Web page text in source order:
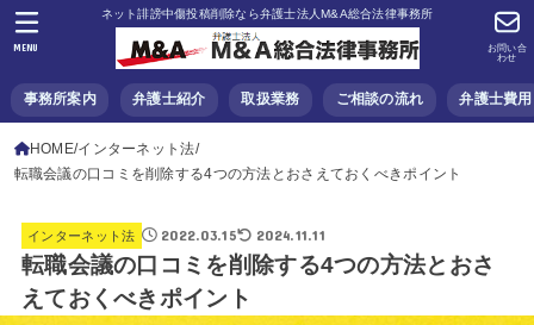
ネット誹謗中傷投稿削除なら弁護士法人M&A総合法律事務所
事務所案内 弁護士紹介 取扱業務 ご相談の流れ 弁護士費用
お問い合
わせ
MENU
HOME インターネット法
転職会議の口コミを削除する4つの方法とおさえておくべきポイント
インターネット法 2022.03.15 2024.11.11
転職会議の口コミを削除する4つの方法とおさ
えておくべきポイント